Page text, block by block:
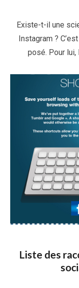
Existe-t-il une
Instagram ?
posé. Pour
Liste des